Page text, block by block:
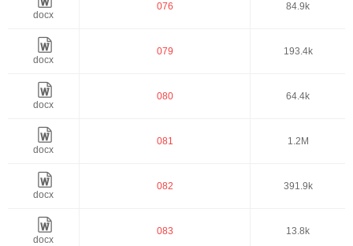
docx
076 84.9k
docx
079 193.4k
docx
080 64.4k
docx
081 1.2M
docx
082 391.9k
docx
083 13.8k